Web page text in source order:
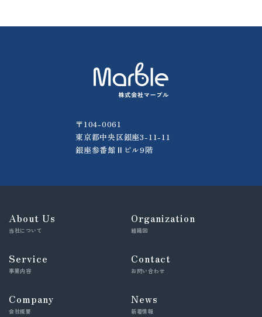
〒104-0061
東京都中央区銀座3-11-11
銀座参番館Ⅱビル9階
About Us
当社について
Service
事業内容
Company
会社概要
Organization
組織図
Contact
お問い合わせ
News
新着情報